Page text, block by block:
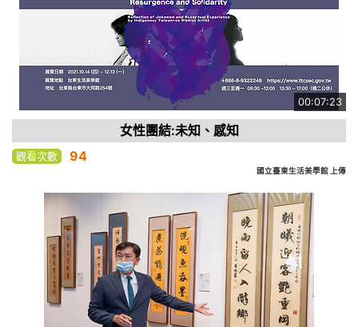
00:07:23
女性團結:未知、感知
觀看次數 94
國立臺東生活美學館 上傳